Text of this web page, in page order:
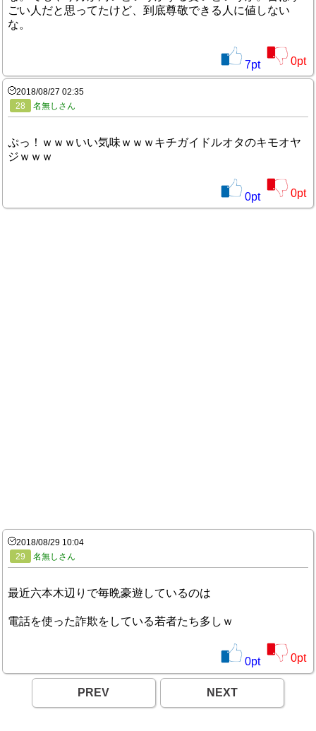
ごい人だと思ってたけど、到底尊敬できる人に値しない
な。
7pt 0pt
2018/08/27 02:35
28
名無しさん
ぷっ！ｗｗｗいい気味ｗｗｗキチガイドルオタのキモオヤ
ジｗｗｗ
0pt 0pt
2018/08/29 10:04
29
名無しさん
最近六本木辺りで毎晩豪遊しているのは
電話を使った詐欺をしている若者たち多しｗ
0pt 0pt
PREV NEXT